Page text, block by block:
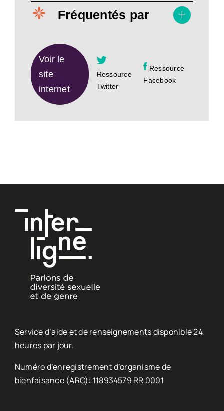
Fréquentés par
Voir le
site
internet
Ressource
Twitter
Ressource
Facebook
Service d’aide et de renseignements disponible 24
heures par jour.
Numéro d’enregistrement d’organisme de
bienfaisance (ARC): 118934579 RR 0001